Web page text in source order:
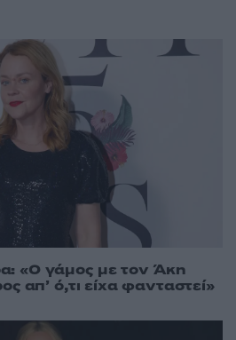
«Ο γάμος με τον Άκη
απ’ ό,τι είχα φανταστεί»